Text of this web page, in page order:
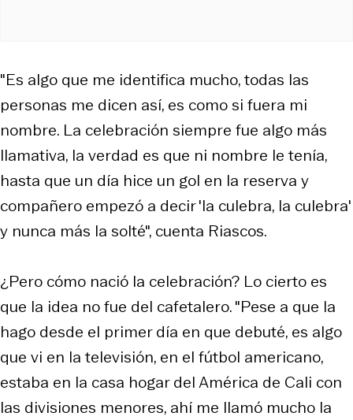
"Es algo que me identifica mucho, todas las
personas me dicen así, es como si fuera mi
nombre. La celebración siempre fue algo más
llamativa, la verdad es que ni nombre le tenía,
hasta que un día hice un gol en la reserva y
compañero empezó a decir 'la culebra, la culebra'
y nunca más la solté", cuenta Riascos.
¿Pero cómo nació la celebración? Lo cierto es
que la idea no fue del cafetalero. "Pese a que la
hago desde el primer día en que debuté, es algo
que vi en la televisión, en el fútbol americano,
estaba en la casa hogar del América de Cali con
las divisiones menores, ahí me llamó mucho la